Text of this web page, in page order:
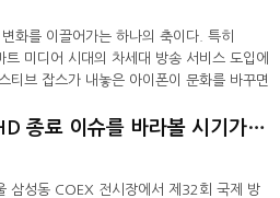
화를 이끌어가는 하나의 축이다. 특히
미디어 시대의 차세대 방송 서비스 도입에
티브 잡스가 내놓은 아이폰이 문화를 바꾸면
[칼럼] UHD 도입 7년, HD 종료 이슈를 바라볼 시기가 되었다 ...
삼성동 COEX 전시장에서 제32회 국제 방